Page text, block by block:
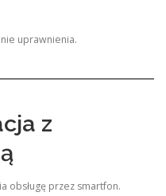
uprawnienia.
z
obsługę przez smartfon.